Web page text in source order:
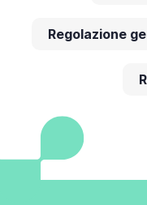
Regolazione